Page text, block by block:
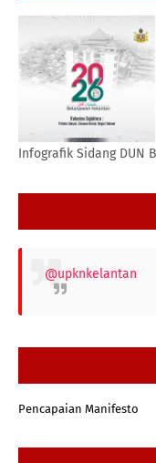
Infografik Sidang DUN
@upknkelantan
Pencapaian Manifesto